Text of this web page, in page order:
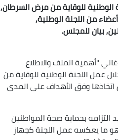
للوقاية من مرض السرطان,
من اللجنة الوطنية,
بيان للمجلس.
"أهمية الملف والاطلاع
عمل اللجنة الوطنية للوقاية من
وفق الأهداف على المدى
بحماية صحة المواطنين
ما يعكسه عمل اللجنة كجهاز